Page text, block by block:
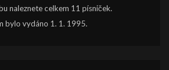
naleznete celkem 11 písniček.
bylo vydáno 1. 1. 1995.